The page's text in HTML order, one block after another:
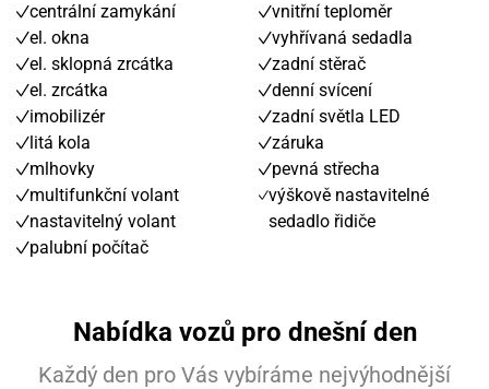
centrální zamykání
el. okna
el. sklopná zrcátka
el. zrcátka
imobilizér
litá kola
mlhovky
multifunkční volant
nastavitelný volant
palubní počítač
vnitřní teploměr
vyhřívaná sedadla
zadní stěrač
denní svícení
zadní světla LED
záruka
pevná střecha
výškově nastavitelné
sedadlo řidiče
Nabídka vozů pro dnešní den
Každý den pro Vás vybíráme nejvýhodnější